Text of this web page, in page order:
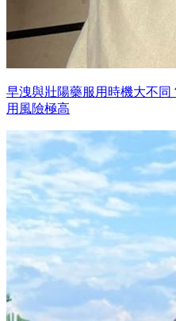
早洩與壯陽藥服用時機大不
用風險極高